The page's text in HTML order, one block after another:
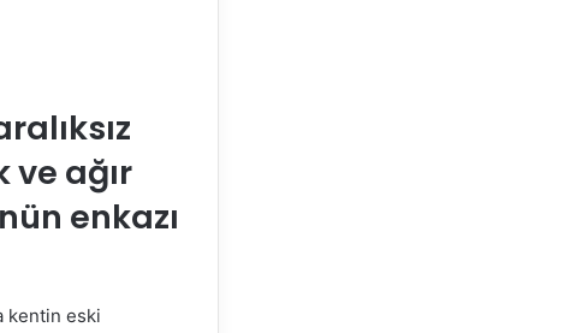
ve ağır
enkazı
kentin eski